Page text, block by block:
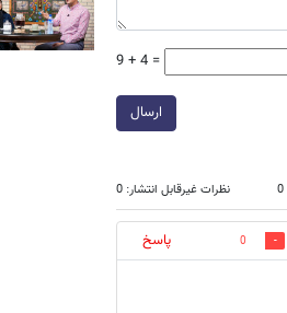
9 + 4 =
ارسال
نظرات غیرقابل انتشار: 0
0
پاسخ